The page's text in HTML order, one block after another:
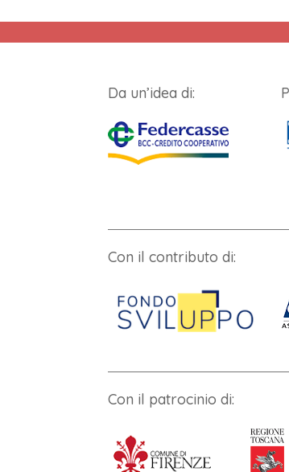
Da un’idea di:
Con il contributo di:
Con il patrocinio di: